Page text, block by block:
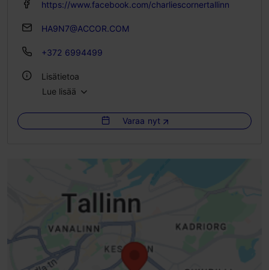
https://www.facebook.com/charliescornertallinn
HA9N7@ACCOR.COM
+372 6994499
Lisätietoa
Istumapaikkoja: 75
Green Key -merkki
Lue lisää
Varaa nyt